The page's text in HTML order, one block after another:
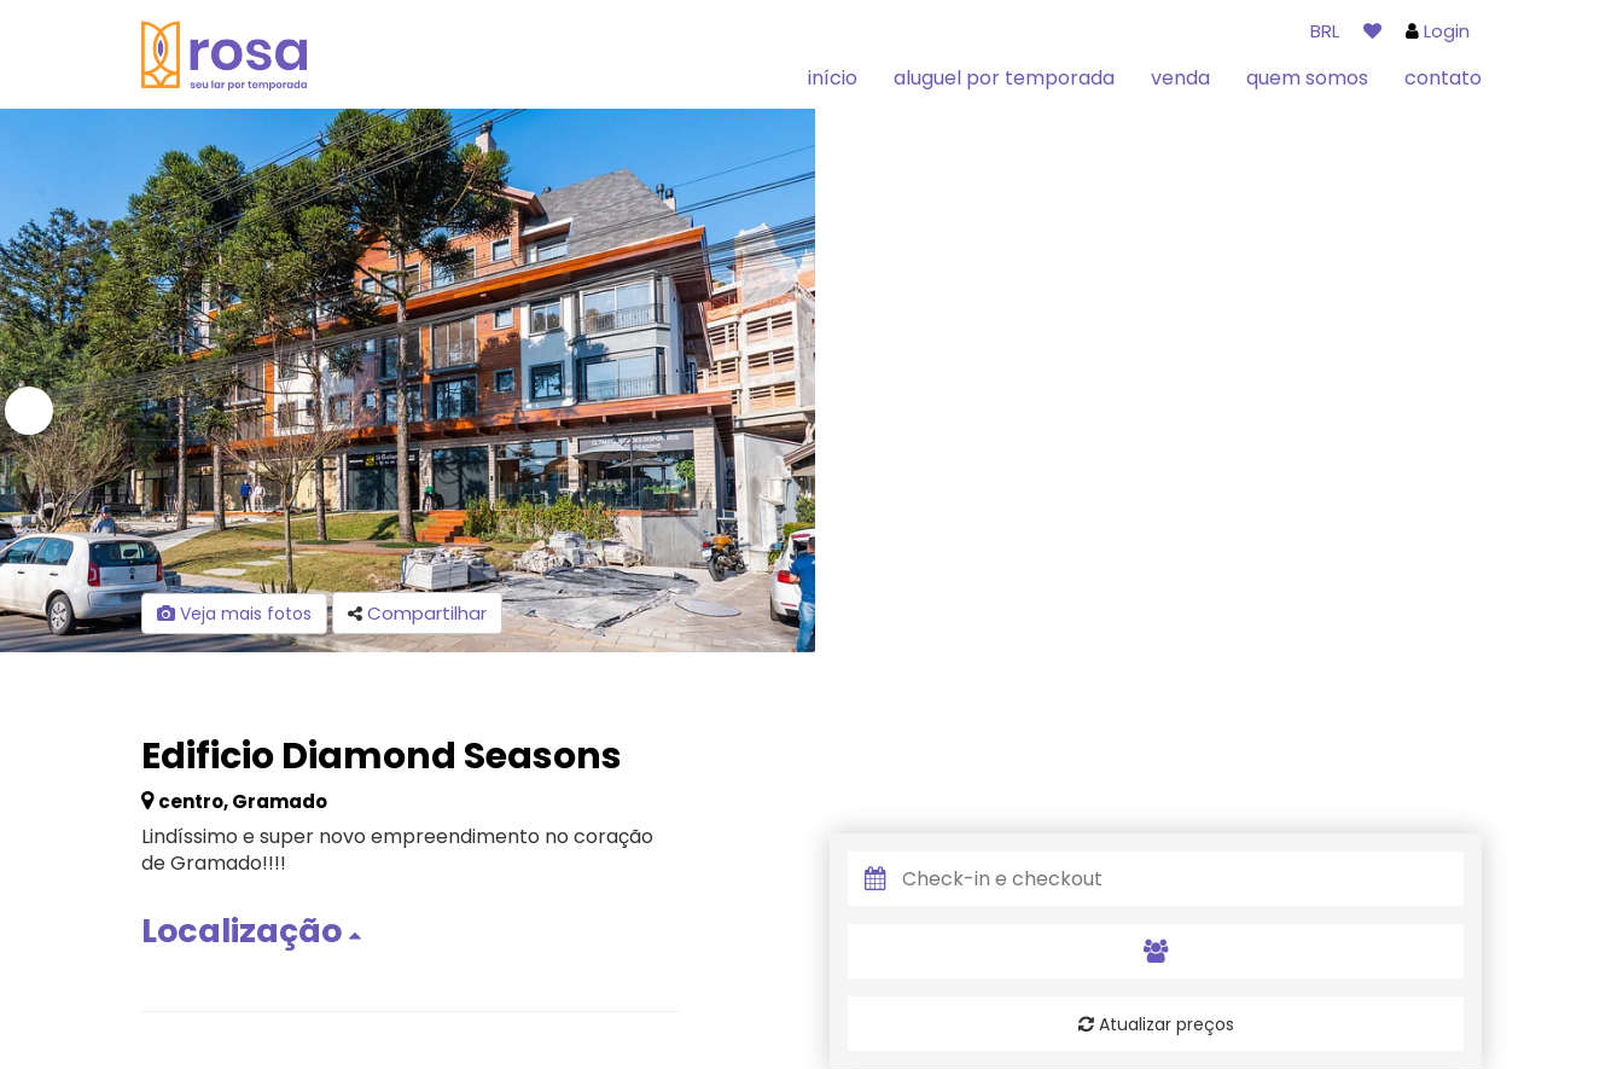
BRL Login
início aluguel por temporada venda quem somos contato
Veja mais fotos Compartilhar
Edificio Diamond Seasons
centro, Gramado
Lindíssimo e super novo empreendimento no coração
de Gramado!!!!
Localização
Atualizar preços